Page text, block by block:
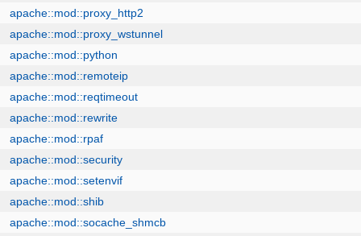
apache::mod::proxy_http2
apache::mod::proxy_wstunnel
apache::mod::python
apache::mod::remoteip
apache::mod::reqtimeout
apache::mod::rewrite
apache::mod::rpaf
apache::mod::security
apache::mod::setenvif
apache::mod::shib
apache::mod::socache_shmcb